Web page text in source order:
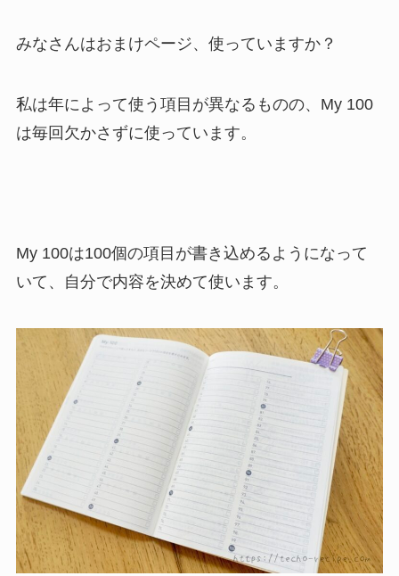
みなさんはおまけページ、使っていますか？
私は年によって使う項目が異なるものの、My 100
は毎回欠かさずに使っています。
My 100は100個の項目が書き込めるようになって
いて、自分で内容を決めて使います。